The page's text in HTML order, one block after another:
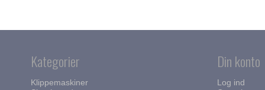
Kategorier
Klippemaskiner
Din konto
Log ind